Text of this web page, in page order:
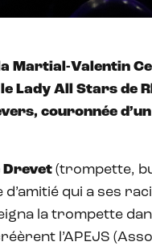
Martial-Valentin
Lady All Stars de
couronnée
Drevet (trompette,
qui a ses
la trompette
l’APEJS